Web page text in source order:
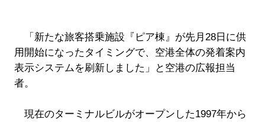
「新たな旅客搭乗施設『ピア棟』が先月28日に供
用開始になったタイミングで、空港全体の発着案内
表示システムを刷新しました」と空港の広報担当
者。
現在のターミナルビルがオープンした1997年から